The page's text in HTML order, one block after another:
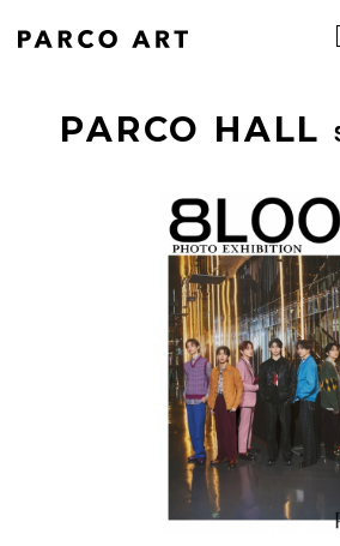
PARCO HALL